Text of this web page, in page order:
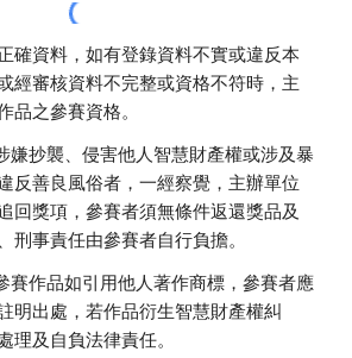
確資料，如有登錄資料不實或違反本
經審核資料不完整或資格不符時，主
品之參賽資格。
嫌抄襲、侵害他人智慧財產權或涉及暴
反善良風俗者，一經察覺，主辦單位
回獎項，參賽者須無條件返還獎品及
刑事責任由參賽者自行負擔。
賽作品如引用他人著作商標，參賽者應
明出處，若作品衍生智慧財產權糾
理及自負法律責任。